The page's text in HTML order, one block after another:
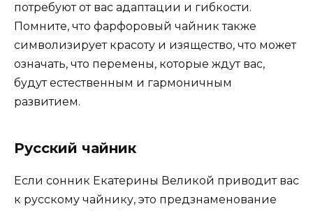
потребуют от вас адаптации и гибкости.
Помните, что фарфоровый чайник также
символизирует красоту и изящество, что может
означать, что перемены, которые ждут вас,
будут естественным и гармоничным
развитием.
Русский чайник
Если сонник Екатерины Великой приводит вас
к русскому чайнику, это предзнаменование